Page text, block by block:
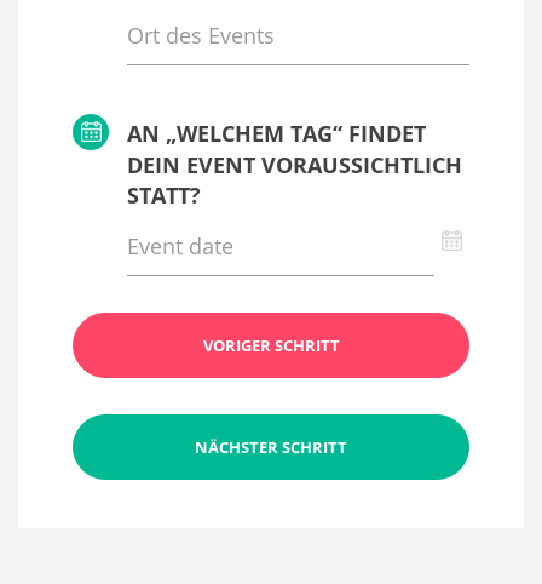
AN „WELCHEM TAG“ FINDET
DEIN EVENT VORAUSSICHTLICH
STATT?
VORIGER SCHRITT
NÄCHSTER SCHRITT